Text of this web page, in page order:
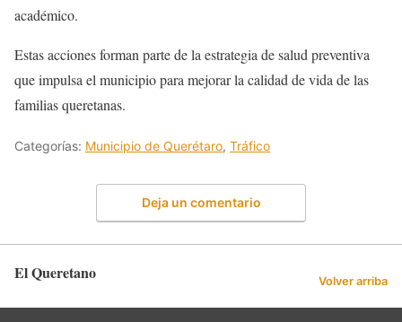
académico.
Estas acciones forman parte de la estrategia de salud preventiva
que impulsa el municipio para mejorar la calidad de vida de las
familias queretanas.
Categorías: Municipio de Querétaro, Tráfico
Deja un comentario
El Queretano Volver arriba